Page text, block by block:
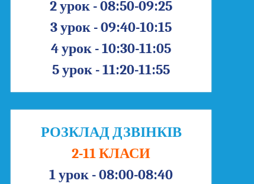
2 урок - 08:50-09:25
3 урок - 09:40-10:15
4 урок - 10:30-11:05
5 урок - 11:20-11:55
РОЗКЛАД ДЗВІНКІВ
2-11 КЛАСИ
1 урок - 08:00-08:40